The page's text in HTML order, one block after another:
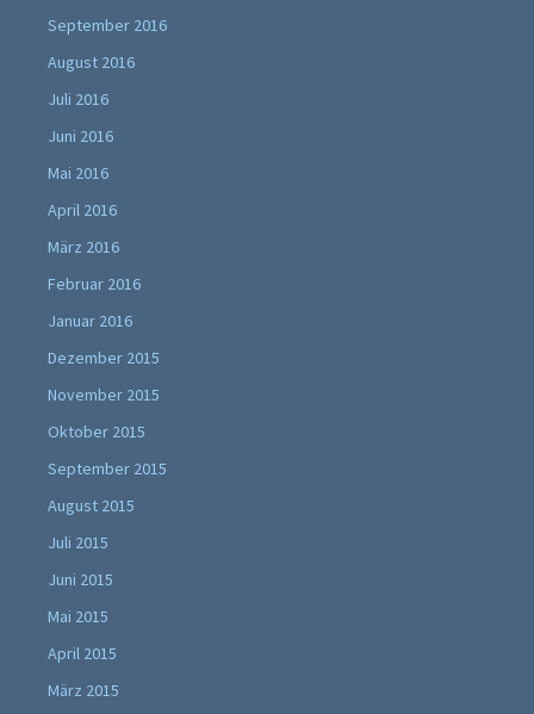
September 2016
August 2016
Juli 2016
Juni 2016
Mai 2016
April 2016
März 2016
Februar 2016
Januar 2016
Dezember 2015
November 2015
Oktober 2015
September 2015
August 2015
Juli 2015
Juni 2015
Mai 2015
April 2015
März 2015